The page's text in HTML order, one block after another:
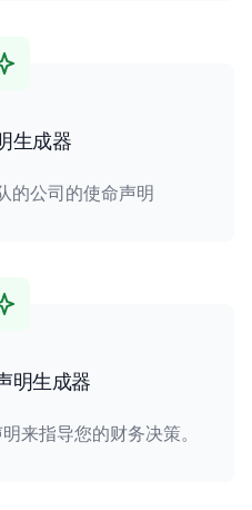
生成器
的公司的使命声明
明生成器
来指导您的财务决策。